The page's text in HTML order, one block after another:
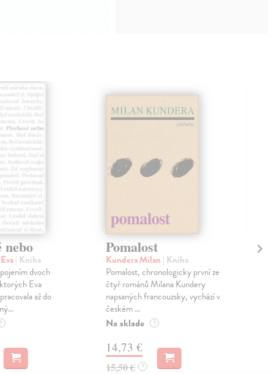
nebo
| Kniha
dvoch
Eva
až do
Pomalost
Kundera Milan | Kniha
Pomalost, chronologicky první ze
čtyř románů Milana Kundery
napsaných francouzsky, vychází v
českém ...
Na sklade ?
14,73 €
15,50 € ?